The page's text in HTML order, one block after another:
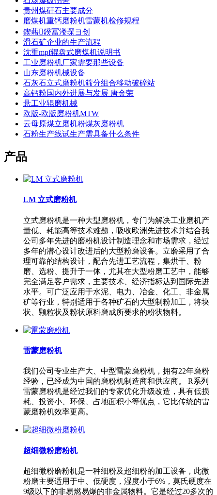
贵州煤矸石主要成分
磨煤机重钙磨粉机雷蒙机检修规程
鍥藉鍨冨溇琛ヨ创
滑石矿企业的生产流程
沈重mpf辊盘式磨煤机说明书
工业磨粉机厂家需要那些设备
山东磨粉机械设备
石灰石立式磨粉机筛分组合移动破碎站
高钙粉国内外进展与发展 唐金荣
悬工业辊磨机械
欧版-欧版磨粉机MTW
云母原煤立磨机粉煤灰磨粉机
石粉生产线试生产需具备什么条件
产品
LM 立式磨粉机
立式磨粉机是一种大型磨粉机，专门为解决工业磨机产
量低、耗能高等技术难题，吸收欧洲先进技术并结合我
公司多年先进的磨粉机设计制造理念和市场需求，经过
多年的潜心设计改进后的大型粉磨设备。立磨采用了合
理可靠的结构设计，配合先进工艺流程，集烘干、粉
磨、选粉、提升于一体，尤其在大型粉磨工艺中，能够
完全满足客户需求，主要技术、经济指标达到国际先进
水平。可广泛应用于水泥、电力、冶金、化工、非金属
矿等行业，特别适用于各种矿石的大型制粉加工，将块
状、颗粒状及粉状原料磨成所要求的粉状物料。
雷蒙磨粉机
我们公司专业生产大、中型雷蒙磨粉机，拥有22年磨粉
经验，已经成为中国的磨粉机制造商和供应商。 R系列
雷蒙磨粉机是经过我们的专家优化升级改造，具有低损
耗、投资小、环保、占地面积小等优点，它比传统的雷
蒙磨粉机效率更高。
超细微粉磨粉机
超细微粉磨粉机是一种细粉及超细粉的加工设备，此微
粉磨主要适用于中、低硬度，湿度小于6%，莫氏硬度在
9级以下的非易燃易爆的非金属物料。它是经过20多次的